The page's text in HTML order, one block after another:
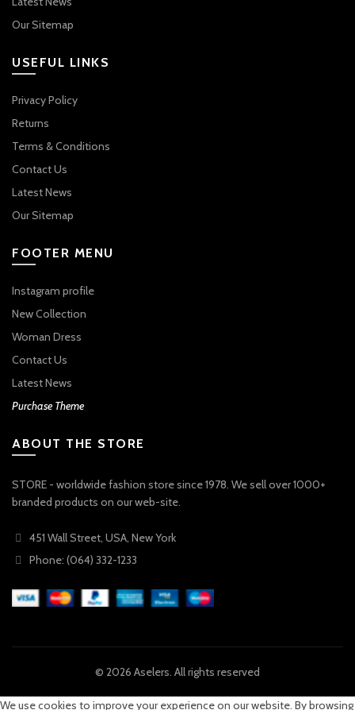
Our Sitemap
USEFUL LINKS
Privacy Policy
Returns
Terms & Conditions
Contact Us
Latest News
Our Sitemap
FOOTER MENU
Instagram profile
New Collection
Woman Dress
Contact Us
Latest News
Purchase Theme
ABOUT THE STORE
STORE - worldwide fashion store since 1978. We sell over 1000+
branded products on our web-site.
451 Wall Street, USA, New York
Phone: (064) 332-1233
© 2026 Aselers. All rights reserved
We use cookies to improve your experience on our website. By browsing